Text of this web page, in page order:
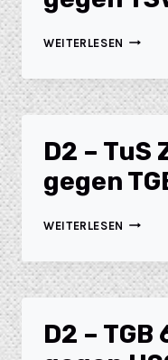
WEITERLESEN
D2 – TuS
gegen
WEITERLESEN
D2 –